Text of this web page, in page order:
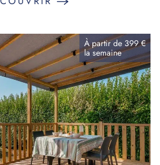
À partir de 399 €
lasemaine